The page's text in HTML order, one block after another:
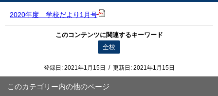
2020年度 学校だより1月号
このコンテンツに関連するキーワード
全校
登録日: 2021年1月15日 / 更新日: 2021年1月15日
このカテゴリー内の他のページ